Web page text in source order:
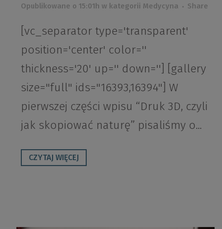
Opublikowane o 15:01h w kategorii Medycyna Share
[vc_separator type='transparent'
position='center' color=''
thickness='20' up='' down=''] [gallery
size="full" ids="16393,16394"] W
pierwszej części wpisu “Druk 3D, czyli
jak skopiować naturę” pisaliśmy o...
CZYTAJ WIĘCEJ